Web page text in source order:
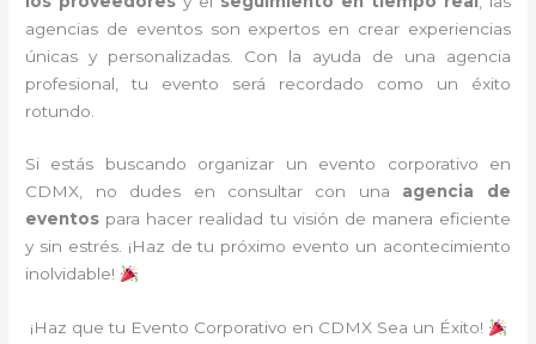
agencias de eventos son expertos en crear experiencias
únicas y personalizadas. Con la ayuda de una agencia
profesional, tu evento será recordado como un éxito
rotundo.
Si estás buscando organizar un evento corporativo en
CDMX, no dudes en consultar con una agencia de
eventos para hacer realidad tu visión de manera eficiente
y sin estrés. ¡Haz de tu próximo evento un acontecimiento
inolvidable!
¡Haz que tu Evento Corporativo en CDMX Sea un Éxito!